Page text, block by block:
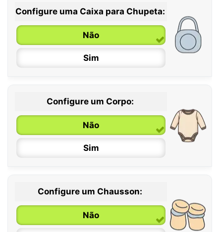
Configure uma Caixa para Chupeta:
Não
Sim
Configure um Corpo:
Não
Sim
0 / 6 meses
6 / 12 meses
Configure um Chausson:
Não